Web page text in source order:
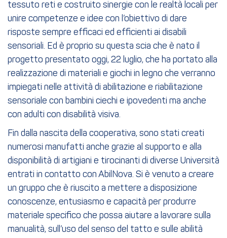
tessuto reti e costruito sinergie con le realtà locali per
unire competenze e idee con l’obiettivo di dare
risposte sempre efficaci ed efficienti ai disabili
sensoriali. Ed è proprio su questa scia che è nato il
progetto presentato oggi, 22 luglio, che ha portato alla
realizzazione di materiali e giochi in legno che verranno
impiegati nelle attività di abilitazione e riabilitazione
sensoriale con bambini ciechi e ipovedenti ma anche
con adulti con disabilità visiva.
Fin dalla nascita della cooperativa, sono stati creati
numerosi manufatti anche grazie al supporto e alla
disponibilità di artigiani e tirocinanti di diverse Università
entrati in contatto con AbilNova. Si è venuto a creare
un gruppo che è riuscito a mettere a disposizione
conoscenze, entusiasmo e capacità per produrre
materiale specifico che possa aiutare a lavorare sulla
manualità, sull’uso del senso del tatto e sulle abilità